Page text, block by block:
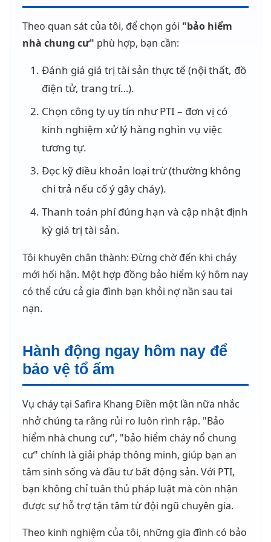
Theo quan sát của tôi, để chọn gói "bảo hiểm
nhà chung cư" phù hợp, bạn cần:
Đánh giá giá trị tài sản thực tế (nội thất, đồ
điện tử, trang trí…).
Chọn công ty uy tín như PTI – đơn vị có
kinh nghiệm xử lý hàng nghìn vụ việc
tương tự.
Đọc kỹ điều khoản loại trừ (thường không
chi trả nếu cố ý gây cháy).
Thanh toán phí đúng hạn và cập nhật định
kỳ giá trị tài sản.
Tôi khuyên chân thành: Đừng chờ đến khi cháy
mới hối hận. Một hợp đồng bảo hiểm ký hôm nay
có thể cứu cả gia đình bạn khỏi nợ nần sau tai
nạn.
Hành động ngay hôm nay để
bảo vệ tổ ấm
Vụ cháy tại Safira Khang Điền một lần nữa nhắc
nhở chúng ta rằng rủi ro luôn rình rập. "Bảo
hiểm nhà chung cư", "bảo hiểm cháy nổ chung
cư" chính là giải pháp thông minh, giúp bạn an
tâm sinh sống và đầu tư bất động sản. Với PTI,
bạn không chỉ tuân thủ pháp luật mà còn nhận
được sự hỗ trợ tận tâm từ đội ngũ chuyên gia.
Theo kinh nghiệm của tôi, những gia đình có bảo